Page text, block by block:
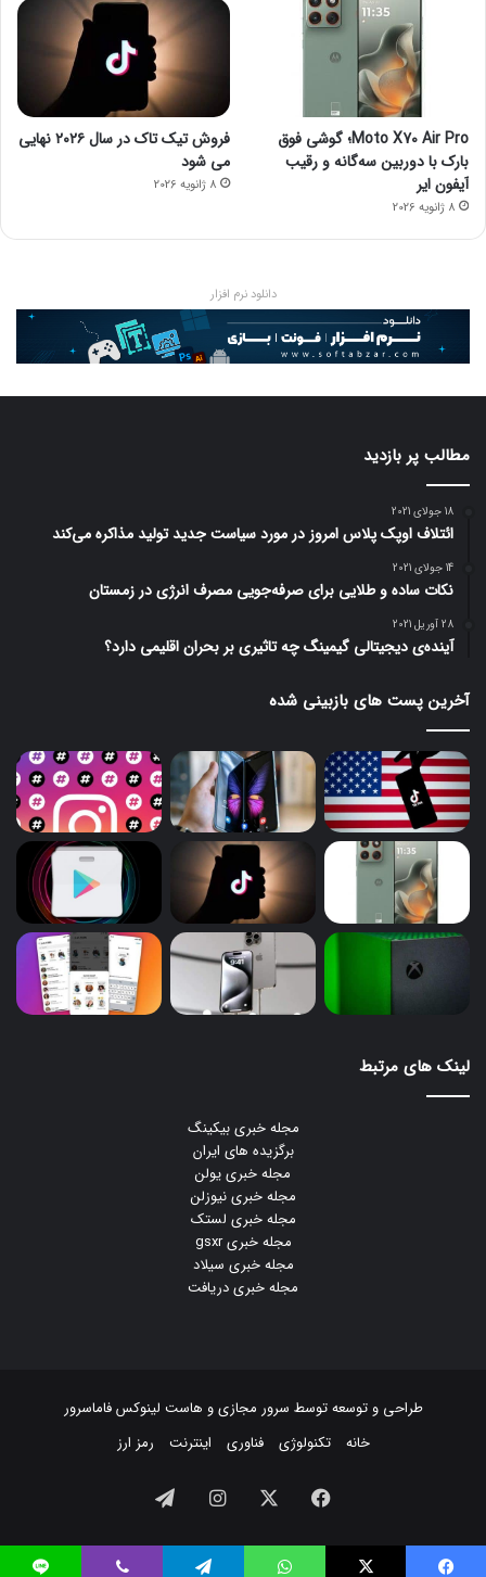
Moto X70 Air Pro؛ گوشی فوق
بارک با دوربین سه‌گانه و رقیب
آیفون ایر
8 ژانویه 2026
فروش تیک تاک در سال ۲۰۲۶ نهایی
می شود
8 ژانویه 2026
دانلود نرم افزار
مطالب پر بازدید
18 جولای 2021
ائتلاف اوپک پلاس امروز در مورد سیاست جدید تولید مذاکره می‌کند
14 جولای 2021
نکات ساده و طلایی برای صرفه‌جویی مصرف انرژی در زمستان
28 آوریل 2021
آینده‌ی دیجیتالی گیمینگ چه تاثیری بر بحران اقلیمی دارد؟
آخرین پست های بازبینی شده
لینک های مرتبط
مجله خبری بیکینگ
برگزیده های ایران
مجله خبری یولن
مجله خبری نیوزلن
مجله خبری لستک
مجله خبری gsxr
مجله خبری سیلاد
مجله خبری دریافت
طراحی و توسعه توسط سرور مجازیو هاست لینوکسفاماسرور
خانه
تکنولوژی فناوری اینترنت رمز ارز
فیسبوک ایکس اینستاگرام